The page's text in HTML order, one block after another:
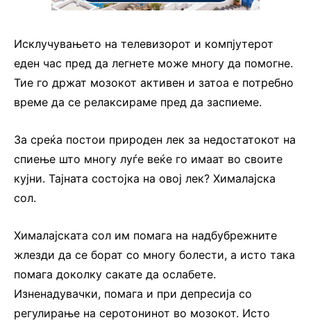
Исклучувањето на телевизорот и компјутерот
еден час пред да легнете може многу да помогне.
Тие го држат мозокот активен и затоа е потребно
време да се релаксираме пред да заспиеме.
За среќа постои природен лек за недостатокот на
спиење што многу луѓе веќе го имаат во своите
кујни. Тајната состојка на овој лек? Хималајска
сол.
Хималајската сол им помага на надбубрежните
жлезди да се борат со многу болести, а исто така
помага доколку сакате да ослабете.
Изненадувачки, помага и при депресија со
регулирање на серотонинот во мозокот. Исто